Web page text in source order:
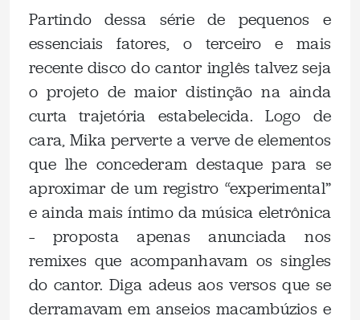
Partindo dessa série de pequenos e
essenciais fatores, o terceiro e mais
recente disco do cantor inglês talvez seja
o projeto de maior distinção na ainda
curta trajetória estabelecida. Logo de
cara, Mika perverte a verve de elementos
que lhe concederam destaque para se
aproximar de um registro “experimental”
e ainda mais íntimo da música eletrônica
– proposta apenas anunciada nos
remixes que acompanhavam os singles
do cantor. Diga adeus aos versos que se
derramavam em anseios macambúzios e